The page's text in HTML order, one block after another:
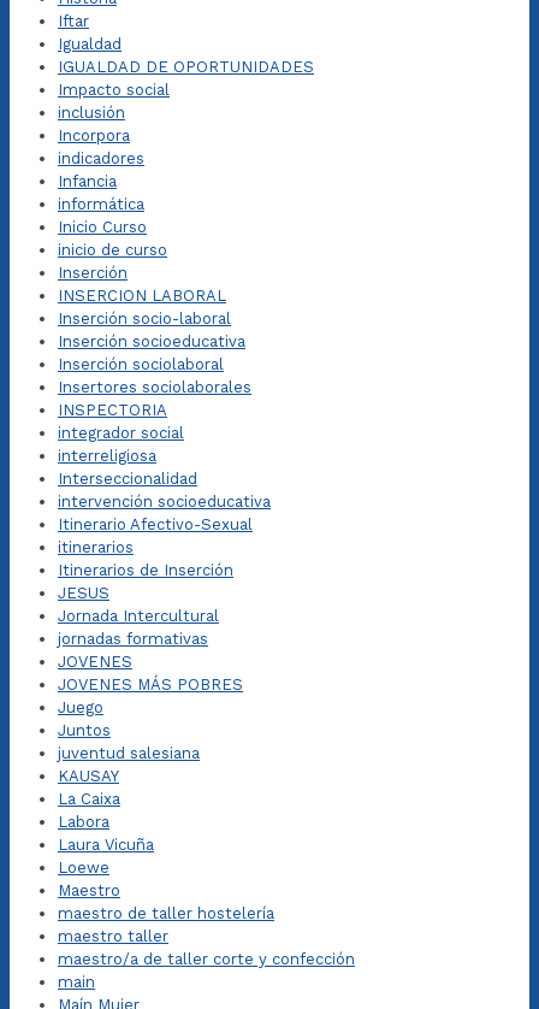
Iftar
Igualdad
IGUALDAD DE OPORTUNIDADES
Impacto social
inclusión
Incorpora
indicadores
Infancia
informática
Inicio Curso
inicio de curso
Inserción
INSERCION LABORAL
Inserción socio-laboral
Inserción socioeducativa
Inserción sociolaboral
Insertores sociolaborales
INSPECTORIA
integrador social
interreligiosa
Interseccionalidad
intervención socioeducativa
Itinerario Afectivo-Sexual
itinerarios
Itinerarios de Inserción
JESUS
Jornada Intercultural
jornadas formativas
JOVENES
JOVENES MÁS POBRES
Juego
Juntos
juventud salesiana
KAUSAY
La Caixa
Labora
Laura Vicuña
Loewe
Maestro
maestro de taller hostelería
maestro taller
maestro/a de taller corte y confección
main
Maín Mujer